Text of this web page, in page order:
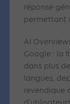
réponse
permettant
AI
Google : la
dans plus
langues,
revendique